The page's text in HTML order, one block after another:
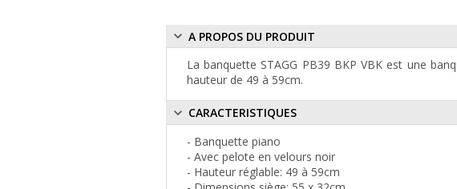
A PROPOS DU PRODUIT
La banquette STAGG PB39 BKP VBK est une
hauteur de 49 à 59cm.
CARACTERISTIQUES
- Banquette piano
- Avec pelote en velours noir
- Hauteur réglable: 49 à 59cm